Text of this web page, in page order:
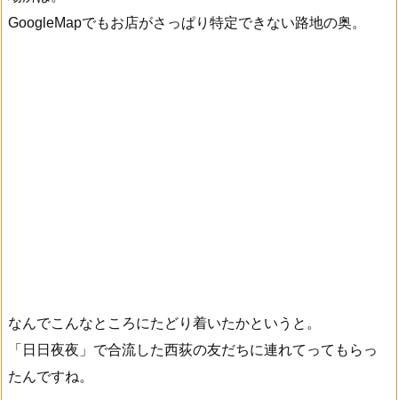
GoogleMapでもお店がさっぱり特定できない路地の奥。
なんでこんなところにたどり着いたかというと。
「日日夜夜」で合流した西荻の友だちに連れてってもらっ
たんですね。